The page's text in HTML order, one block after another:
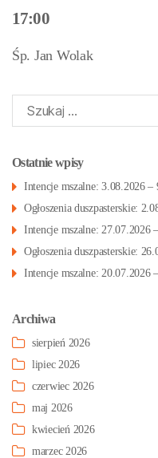
17:00
Śp. Jan Wolak
Szukaj:
Ostatnie wpisy
Intencje mszalne: 3.08.2026 –
Ogłoszenia duszpasterskie:
Intencje mszalne: 27.07.2026
Ogłoszenia duszpasterskie:
Intencje mszalne: 20.07.2026
Archiwa
sierpień 2026
lipiec 2026
czerwiec 2026
maj 2026
kwiecień 2026
marzec 2026